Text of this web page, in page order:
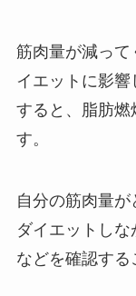
筋肉量が減っ
イエットに影響
すると、脂肪燃
す。
自分の筋肉量が
ダイエットしな
などを確認する